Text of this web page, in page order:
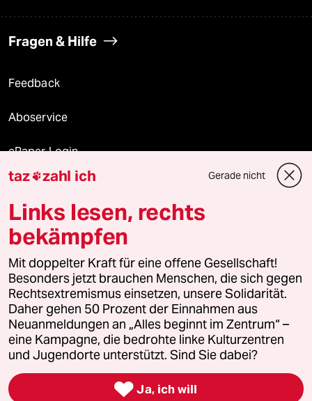
Fragen & Hilfe
Feedback
Aboservice
ePaper Login
Downloads für Abonnierende
© 2026 taz Verlags und Vertriebs GmbH
Alle Rechte vorbehalten. Bei rechtlichen Fragen oder für Genehmigungen
wenden Sie sich bitte an
lizenzen@taz.de
Feedback Redaktionsstatut Kommune-Richtlinien
Leitlinie Informant Datenschutz Impressum AGB
Seitenwende Einwilligungen widerrufen (Ads)
taz zahl ich Gerade nicht
Links lesen, rechts
bekämpfen
Mit doppelter Kraft für eine offene Gesellschaft!
Besonders jetzt brauchen Menschen, die sich gegen
Rechtsextremismus einsetzen, unsere Solidarität.
Daher gehen 50 Prozent der Einnahmen aus
Neuanmeldungen an „Alles beginnt im Zentrum“ –
eine Kampagne, die bedrohte linke Kulturzentren
und Jugendorte unterstützt. Sind Sie dabei?
 Ja, ich will